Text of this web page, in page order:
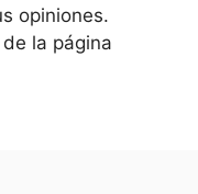
opiniones.
la página